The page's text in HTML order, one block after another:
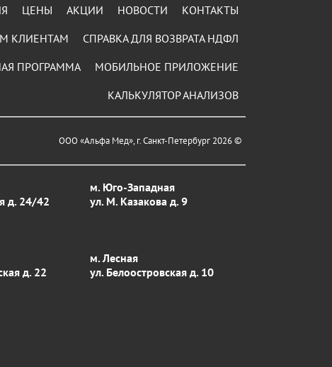
КОНТАКТЫ
НОВОСТИ
АКЦИИ
ЦЕНЫ
СПРАВКА ДЛЯ ВОЗВРАТА НДФЛ
КЛИЕНТАМ
МОБИЛЬНОЕ ПРИЛОЖЕНИЕ
ПРОГРАММА
КАЛЬКУЛЯТОР АНАЛИЗОВ
ООО «Альфа Мед», г. Санкт-Петербург 2026 ©
д. 24/42
м. Юго-Западная
ул. М. Казакова д. 9
д. 22
м. Лесная
ул. Белоостровская д. 10